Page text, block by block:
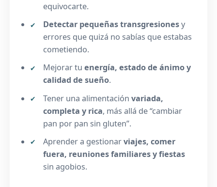
equivocarte.
Detectar pequeñas transgresionesy
errores que quizá no sabías que estabas
cometiendo.
Mejorar tuenergía, estado de ánimo y
calidad de sueño.
Tener una alimentaciónvariada,
completa y rica, más allá de “cambiar
pan por pan sin gluten”.
Aprender a gestionarviajes, comer
fuera, reuniones familiares y fiestas
sin agobios.